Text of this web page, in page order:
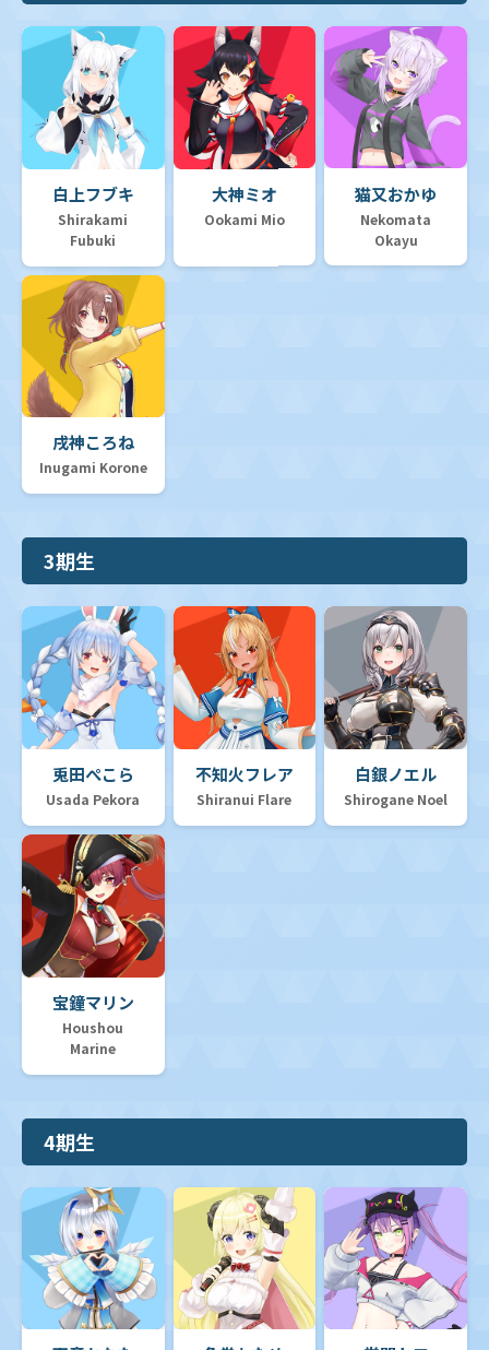
白上フブキ
Shirakami
Fubuki
大神ミオ
Ookami Mio
猫又おかゆ
Nekomata
Okayu
戌神ころね
Inugami Korone
3期生
兎田ぺこら
Usada Pekora
不知火フレア
Shiranui Flare
白銀ノエル
Shirogane Noel
宝鐘マリン
Houshou
Marine
4期生